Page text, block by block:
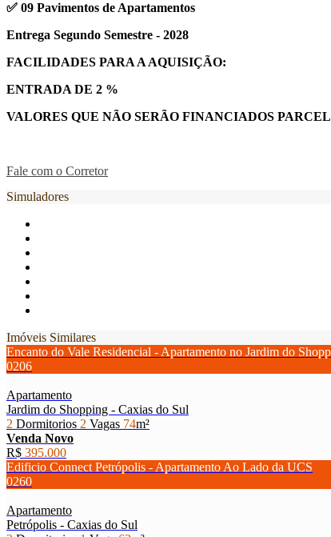
✅ 09 Pavimentos de Apartamentos
Entrega Segundo Semestre - 2028
FACILIDADES PARA A AQUISIÇÃO:
ENTRADA DE 2 %
VALORES QUE NÃO SERÃO FINANCIADOS
Fale com o Corretor
Simuladores
Imóveis Similares
Encanto do Vale Residencial - Apartamento no Jardim do
0206
Apartamento
Jardim do Shopping - Caxias do Sul
2 Dormitorios 2 Vagas 74m²
Venda Novo
R$ 395.000
Edificio Connect Petrópolis - Apartamento Ao Lado da UCS
0260
Apartamento
Petrópolis - Caxias do Sul